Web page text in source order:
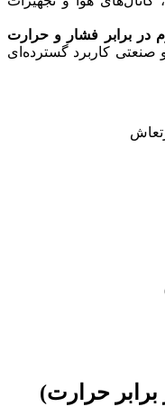
در برابر فشار و حرارت
صنعتی کاربرد گسترده‌ای
برابر حرارت)